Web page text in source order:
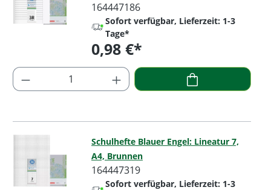
164447186
Sofort verfügbar, Lieferzeit: 1-3
Tage*
Regulärer Preis:
0,98 €*
Produkt Anzahl: Gib den gewünschten
Schulhefte Blauer Engel: Lineatur 7,
A4, Brunnen
164447319
Sofort verfügbar, Lieferzeit: 1-3